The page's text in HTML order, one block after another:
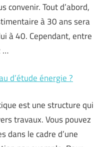
convenir. Tout d’abord,
à 30 ans sera
à 40. Cependant, entre
…
d’étude énergie ?
est une structure qui
travaux. Vous pouvez
dans le cadre d’une